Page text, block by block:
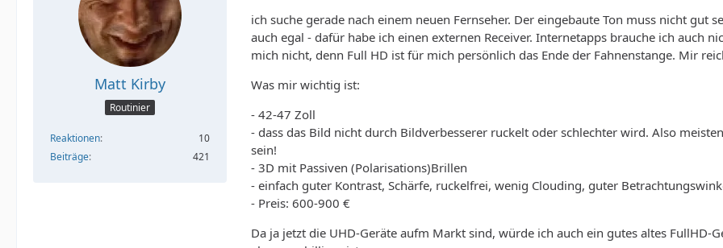
Matt Kirby
Routinier
Reaktionen
10
Beiträge
421
ich suche gerade nach einem neuen Fernseher. Der eingebaute Ton muss nicht gut
auch egal - dafür habe ich einen externen Receiver. Internetapps brauche ich auch
mich nicht, denn Full HD ist für mich persönlich das Ende der Fahnenstange. Mir
Was mir wichtig ist:
- 42-47 Zoll
- dass das Bild nicht durch Bildverbesserer ruckelt oder schlechter wird. Also
sein!
- 3D mit Passiven (Polarisations)Brillen
- einfach guter Kontrast, Schärfe, ruckelfrei, wenig Clouding, guter
- Preis: 600-900 €
Da ja jetzt die UHD-Geräte aufm Markt sind, würde ich auch ein gutes altes FullHD-